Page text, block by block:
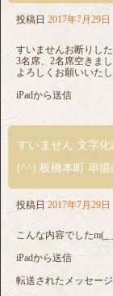
投稿日 2017年7月29日
すいませんお断りし
3名席、2名席空きまし
よろしくお願いいた
iPadから送信
すいません 文字
(^^) 板橋本町 串揚
投稿日 2017年7月29日
こんな内容でしたm(_
iPadから送信
転送されたメッセー